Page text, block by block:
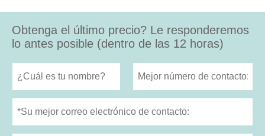
Obtenga el último precio? Le responderemos
lo antes posible (dentro de las 12 horas)